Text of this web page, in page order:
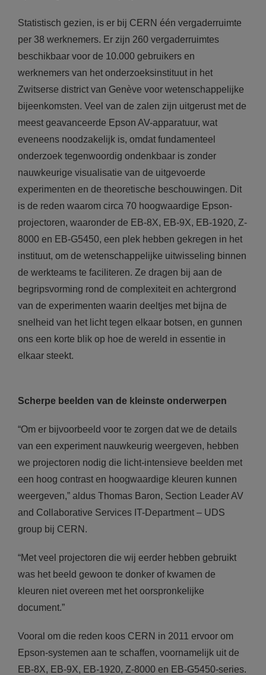
Statistisch gezien, is er bij CERN één vergaderruimte
per 38 werknemers. Er zijn 260 vergaderruimtes
beschikbaar voor de 10.000 gebruikers en
werknemers van het onderzoeksinstituut in het
Zwitserse district van Genève voor wetenschappelijke
bijeenkomsten. Veel van de zalen zijn uitgerust met de
meest geavanceerde Epson AV-apparatuur, wat
eveneens noodzakelijk is, omdat fundamenteel
onderzoek tegenwoordig ondenkbaar is zonder
nauwkeurige visualisatie van de uitgevoerde
experimenten en de theoretische beschouwingen. Dit
is de reden waarom circa 70 hoogwaardige Epson-
projectoren, waaronder de EB-8X, EB-9X, EB-1920, Z-
8000 en EB-G5450, een plek hebben gekregen in het
instituut, om de wetenschappelijke uitwisseling binnen
de werkteams te faciliteren. Ze dragen bij aan de
begripsvorming rond de complexiteit en achtergrond
van de experimenten waarin deeltjes met bijna de
snelheid van het licht tegen elkaar botsen, en gunnen
ons een korte blik op hoe de wereld in essentie in
elkaar steekt.
Scherpe beelden van de kleinste onderwerpen
“Om er bijvoorbeeld voor te zorgen dat we de details
van een experiment nauwkeurig weergeven, hebben
we projectoren nodig die licht-intensieve beelden met
een hoog contrast en hoogwaardige kleuren kunnen
weergeven,” aldus Thomas Baron, Section Leader AV
and Collaborative Services IT-Department – UDS
group bij CERN.
“Met veel projectoren die wij eerder hebben gebruikt
was het beeld gewoon te donker of kwamen de
kleuren niet overeen met het oorspronkelijke
document.”
Vooral om die reden koos CERN in 2011 ervoor om
Epson-systemen aan te schaffen, voornamelijk uit de
EB-8X, EB-9X, EB-1920, Z-8000 en EB-G5450-series.